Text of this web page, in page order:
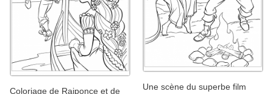
Coloriage de Raiponce et de
Une scène du superbe film